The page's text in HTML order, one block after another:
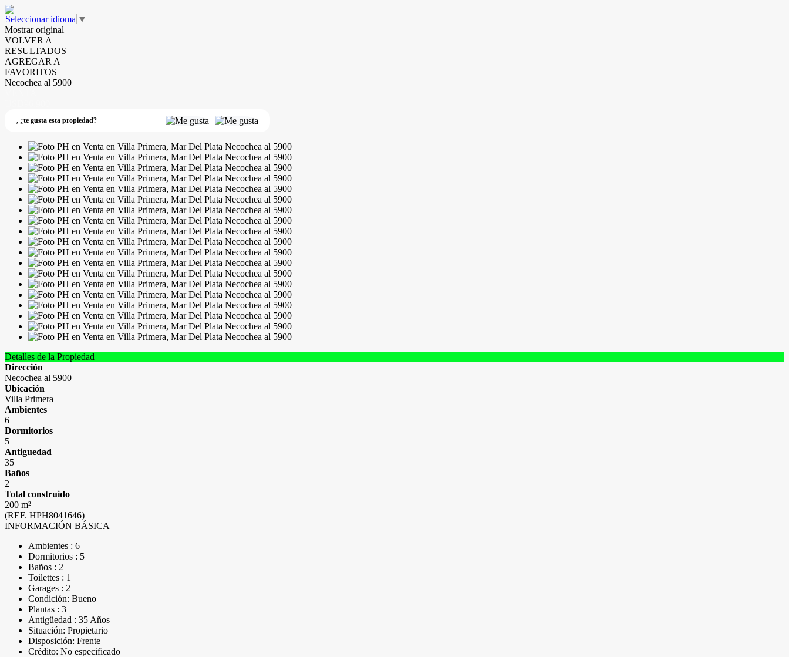
Seleccionar idioma ▼
Mostrar original
VOLVER A
RESULTADOS
AGREGAR A
FAVORITOS
Necochea al 5900
, ¿te gusta esta propiedad?
Detalles de la Propiedad
Dirección
Necochea al 5900
Ubicación
Villa Primera
Ambientes
6
Dormitorios
5
Antiguedad
35
Baños
2
Total construido
200 m²
(REF. HPH8041646)
INFORMACIÓN BÁSICA
Ambientes : 6
Dormitorios : 5
Baños : 2
Toilettes : 1
Garages : 2
Condición: Bueno
Plantas : 3
Antigüedad : 35 Años
Situación: Propietario
Disposición: Frente
Crédito: No especificado